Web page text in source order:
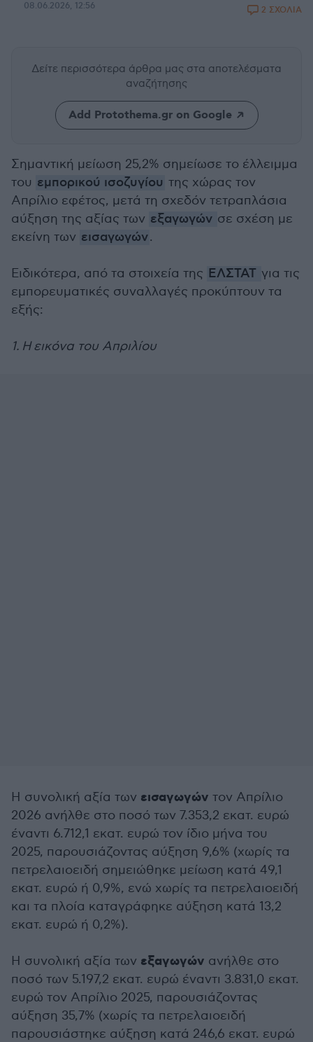
08.06.2026, 12:56 2 ΣΧΟΛΙΑ
Δείτε περισσότερα άρθρα μας στα αποτελέσματα
αναζήτησης
Add Protothema.gr on Google
Σημαντική μείωση 25,2% σημείωσε το έλλειμμα
του εμπορικού ισοζυγίου της χώρας τον
Απρίλιο εφέτος, μετά τη σχεδόν τετραπλάσια
αύξηση της αξίας των εξαγωγών σε σχέση με
εκείνη των εισαγωγών.
Ειδικότερα, από τα στοιχεία της ΕΛΣΤΑΤ για τις
εμπορευματικές συναλλαγές προκύπτουν τα
εξής:
1. Η εικόνα του Απριλίου
Η συνολική αξία των εισαγωγών τον Απρίλιο
2026 ανήλθε στο ποσό των 7.353,2 εκατ. ευρώ
έναντι 6.712,1 εκατ. ευρώ τον ίδιο μήνα του
2025, παρουσιάζοντας αύξηση 9,6% (χωρίς τα
πετρελαιοειδή σημειώθηκε μείωση κατά 49,1
εκατ. ευρώ ή 0,9%, ενώ χωρίς τα πετρελαιοειδή
και τα πλοία καταγράφηκε αύξηση κατά 13,2
εκατ. ευρώ ή 0,2%).
Η συνολική αξία των εξαγωγών ανήλθε στο
ποσό των 5.197,2 εκατ. ευρώ έναντι 3.831,0 εκατ.
ευρώ τον Απρίλιο 2025, παρουσιάζοντας
αύξηση 35,7% (χωρίς τα πετρελαιοειδή
παρουσιάστηκε αύξηση κατά 246,6 εκατ. ευρώ